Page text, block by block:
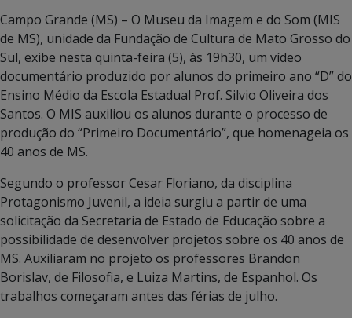
Campo Grande (MS) – O Museu da Imagem e do Som (MIS
de MS), unidade da Fundação de Cultura de Mato Grosso do
Sul, exibe nesta quinta-feira (5), às 19h30, um vídeo
documentário produzido por alunos do primeiro ano “D” do
Ensino Médio da Escola Estadual Prof. Silvio Oliveira dos
Santos. O MIS auxiliou os alunos durante o processo de
produção do “Primeiro Documentário”, que homenageia os
40 anos de MS.
Segundo o professor Cesar Floriano, da disciplina
Protagonismo Juvenil, a ideia surgiu a partir de uma
solicitação da Secretaria de Estado de Educação sobre a
possibilidade de desenvolver projetos sobre os 40 anos de
MS. Auxiliaram no projeto os professores Brandon
Borislav, de Filosofia, e Luiza Martins, de Espanhol. Os
trabalhos começaram antes das férias de julho.